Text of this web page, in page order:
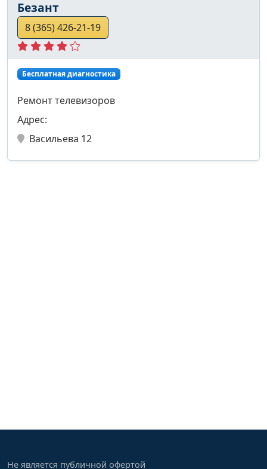
Безант
8 (365) 426-21-19
Бесплатная диагностика
Ремонт телевизоров
Адрес:
Васильева 12
Не является публичной офертой